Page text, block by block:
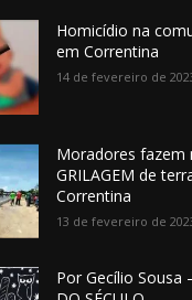
Homicídio na
em Correntina
14 de fevereiro de
Moradores fazem
GRILAGEM de
Correntina
13 de fevereiro de
Por Gecílio Sousa